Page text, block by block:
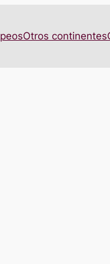
Otros continentes